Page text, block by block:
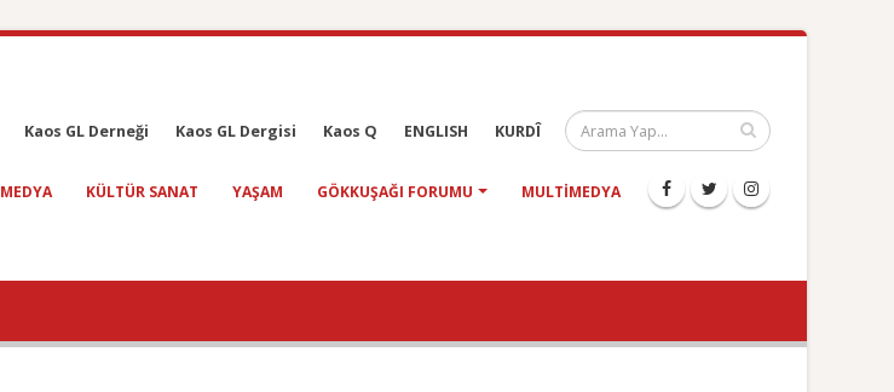
Kaos GL Derneği Kaos GL Dergisi Kaos Q ENGLISH KURDÎ
MEDYA KÜLTÜR SANAT YAŞAM GÖKKUŞAĞI FORUMU MULTIMEDYA